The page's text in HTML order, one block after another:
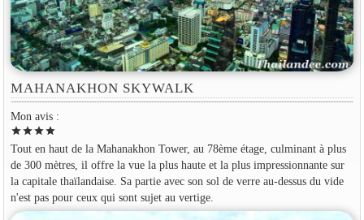
MAHANAKHON SKYWALK
Mon avis :
starstarstarstar
Tout en haut de la Mahanakhon Tower, au 78ème étage, culminant à plus
de 300 mètres, il offre la vue la plus haute et la plus impressionnante sur
la capitale thaïlandaise. Sa partie avec son sol de verre au-dessus du vide
n'est pas pour ceux qui sont sujet au vertige.